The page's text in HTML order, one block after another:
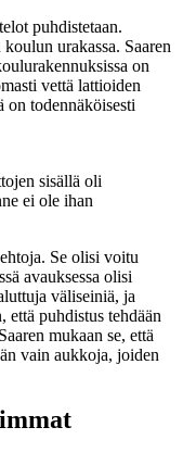
puhdistetaan.
urakassa. Saaren
on
vettä lattioiden
on todennäköisesti
sisällä oli
ei ole ihan
Se olisi voitu
avauksessa olisi
väliseiniä, ja
puhdistus tehdään
mukaan se, että
vain aukkoja, joiden